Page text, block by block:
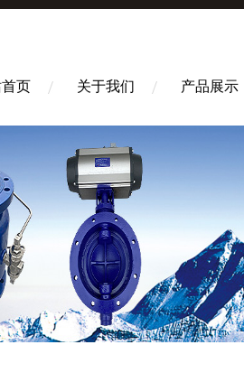
页 关于我们 产品展示